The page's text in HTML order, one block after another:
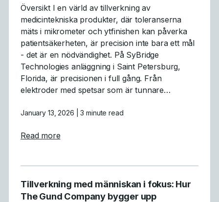
Översikt I en värld av tillverkning av
medicintekniska produkter, där toleranserna
mäts i mikrometer och ytfinishen kan påverka
patientsäkerheten, är precision inte bara ett mål
- det är en nödvändighet. På SyBridge
Technologies anläggning i Saint Petersburg,
Florida, är precisionen i full gång. Från
elektroder med spetsar som är tunnare…
January 13, 2026 | 3 minute read
Read moreabout Medicinsk formtillverkning med hög
Tillverkning med människan i fokus: Hur
The Gund Company bygger upp